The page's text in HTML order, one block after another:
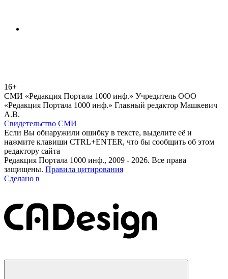
16+
СМИ «Редакция Портала 1000 инф.» Учредитель ООО
«Редакция Портала 1000 инф.» Главный редактор Машкевич
А.В.
Свидетельство СМИ
Если Вы обнаружили ошибку в тексте, выделите её и
нажмите клавиши CTRL+ENTER, что бы сообщить об этом
редактору сайта
Редакция Портала 1000 инф., 2009 - 2026. Все права
защищены. Правила цитирования
Сделано в